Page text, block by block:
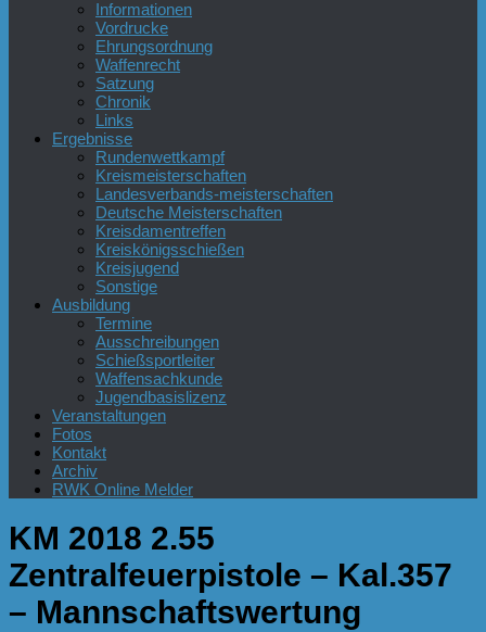
Informationen
Vordrucke
Ehrungsordnung
Waffenrecht
Satzung
Chronik
Links
Ergebnisse
Rundenwettkampf
Kreismeisterschaften
Landesverbands-meisterschaften
Deutsche Meisterschaften
Kreisdamentreffen
Kreiskönigsschießen
Kreisjugend
Sonstige
Ausbildung
Termine
Ausschreibungen
Schießsportleiter
Waffensachkunde
Jugendbasislizenz
Veranstaltungen
Fotos
Kontakt
Archiv
RWK Online Melder
KM 2018 2.55
Zentralfeuerpistole – Kal.357
– Mannschaftswertung